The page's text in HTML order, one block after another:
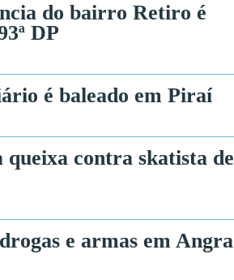
do bairro Retiro é
DP
é baleado em Piraí
queixa contra skatista de
e armas em Angra